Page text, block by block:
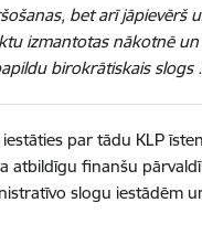
bet arī jāpievērš
izmantotas nākotnē
birokrātiskais slogs
par tādu KLP
atbildīgu finanšu
slogu iestādēm